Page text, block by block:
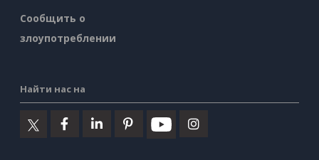
Сообщить о
злоупотреблении
Найти нас на